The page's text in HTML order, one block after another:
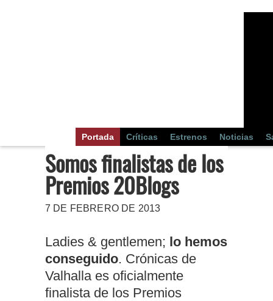
Portada Críticas Estrenos Noticias
Somos finalistas de los
Premios 20Blogs
7 DE FEBRERO DE 2013
Ladies & gentlemen; lo hemos
conseguido. Crónicas de
Valhalla es oficialmente
finalista de los Premios